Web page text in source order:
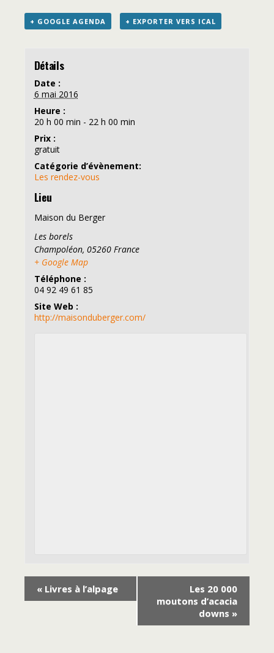
+ GOOGLE AGENDA + EXPORTER VERS ICAL
Détails
Date :
6 mai 2016
Heure :
20 h 00 min - 22 h 00 min
Prix :
gratuit
Catégorie d’évènement:
Les rendez-vous
Lieu
Maison du Berger
Les borels
Champoléon, 05260 France
+ Google Map
Téléphone :
04 92 49 61 85
Site Web :
http://maisonduberger.com/
« Livres à l’alpage
Les 20 000
moutons d’acacia
downs »